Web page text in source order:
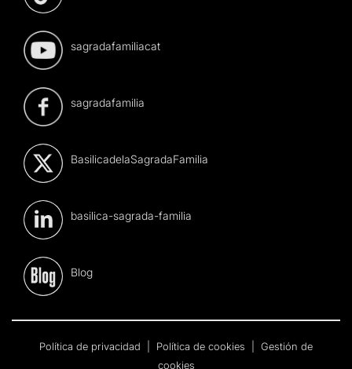
sagradafamiliacat
sagradafamilia
BasilicadelaSagradaFamilia
basilica-sagrada-familia
Blog
Política de privacidad Política de cookies
Gestión de
cookies